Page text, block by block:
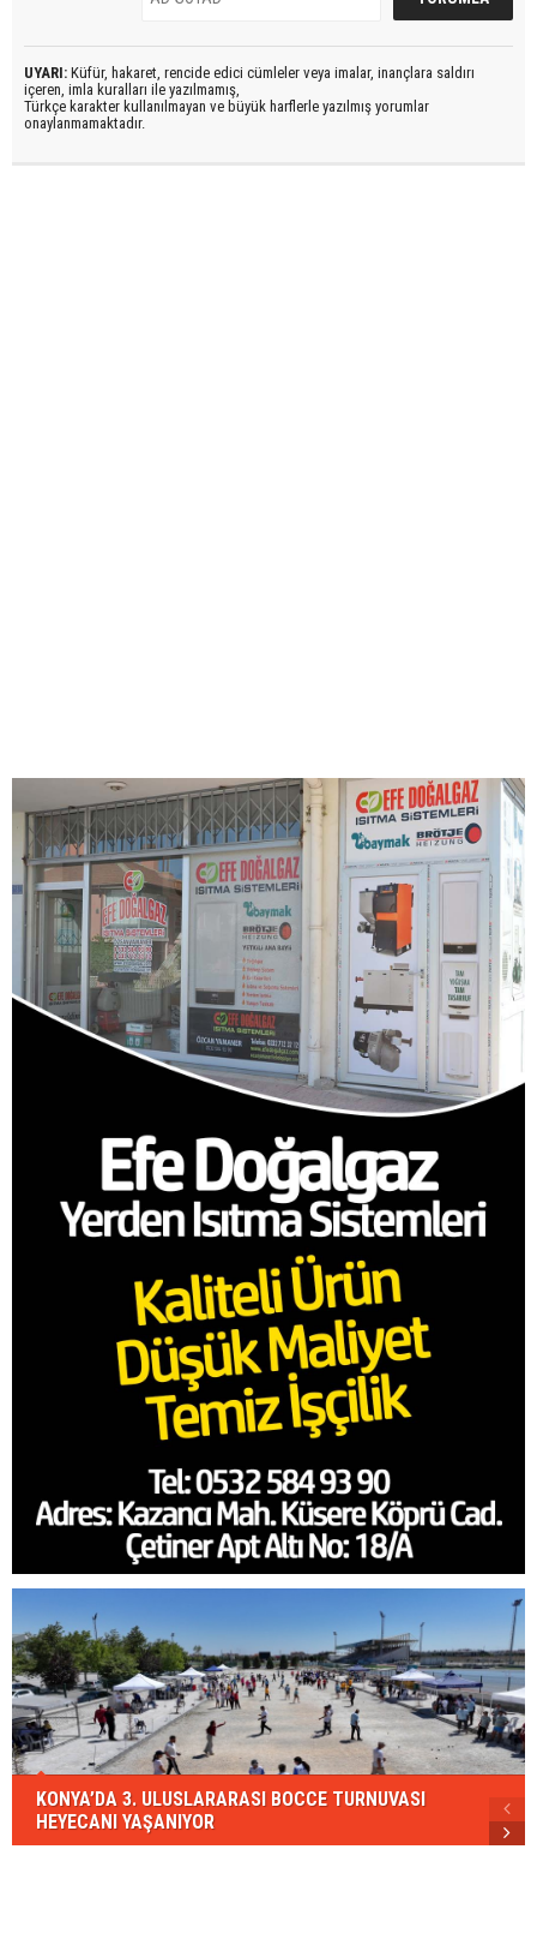
UYARI: Küfür, hakaret, rencide edici cümleler veya imalar, inançlara saldırı
içeren, imla kuralları ile yazılmamış,
Türkçe karakter kullanılmayan ve büyük harflerle yazılmış yorumlar
onaylanmamaktadır.
KONYA’DA 3. ULUSLARARASI BOCCE TURNUVASI
HEYECANI YAŞANIYOR